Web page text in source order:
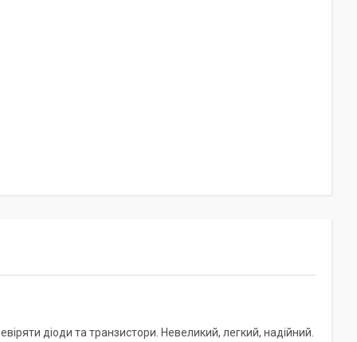
діоди та транзистори. Невеликий, легкий, надійний.